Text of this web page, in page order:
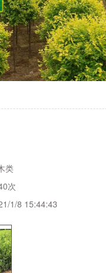
类
次
1/8 15:44:43